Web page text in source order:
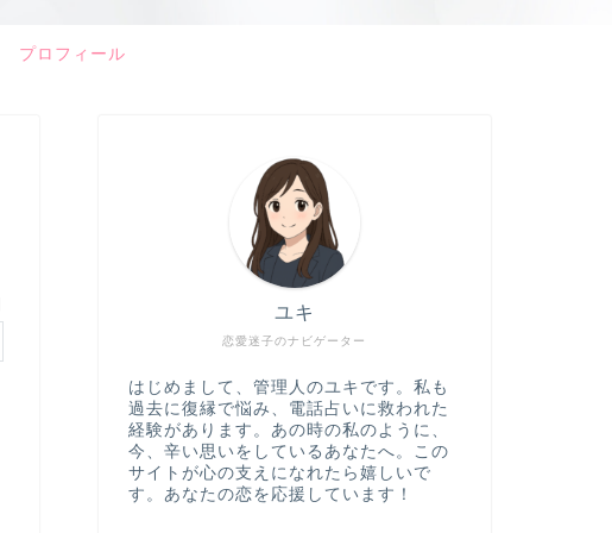
プロフィール
恋愛迷子のナビゲーター
ユキ
はじめまして、管理人のユキです。私も
過去に復縁で悩み、電話占いに救われた
経験があります。あの時の私のように、
今、辛い思いをしているあなたへ。この
サイトが心の支えになれたら嬉しいで
す。あなたの恋を応援しています！